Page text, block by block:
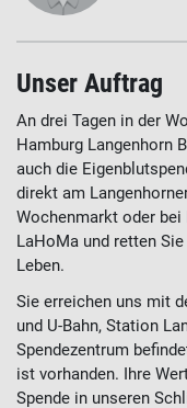
Unser Auftrag
An drei Tagen in der
Hamburg Langenhorn
auch die
direkt am
Wochenmarkt oder
LaHoMa und retten
Leben.
Sie erreichen uns mit
und U-Bahn, Station
Spendezentrum
ist vorhanden. Ihre
Spende in unseren